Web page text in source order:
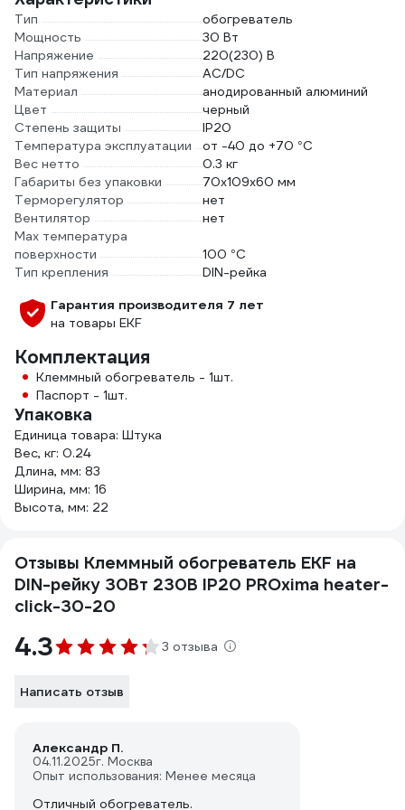
Тип
обогреватель
Мощность
30 Вт
Напряжение
220(230) В
Тип напряжения
AC/DC
Материал
анодированный алюминий
Цвет
черный
Степень защиты
IP20
Температура эксплуатации
от -40 до +70 °С
Вес нетто
0.3 кг
Габариты без упаковки
70х109х60 мм
Терморегулятор
нет
Вентилятор
нет
Мах температура
поверхности
100 °С
Тип крепления
DIN-рейка
Гарантия производителя 7 лет
на товары EKF
Комплектация
Клеммный обогреватель - 1шт.
Паспорт - 1шт.
Упаковка
Единица товара: Штука
Вес, кг: 0.24
Длина, мм: 83
Ширина, мм: 16
Высота, мм: 22
Отзывы Клеммный обогреватель EKF на
DIN-рейку 30Вт 230В IP20 PROxima heater-
click-30-20
4.3 3 отзыва
Написать отзыв
Александр П.
04.11.2025г. Москва
Опыт использования: Менее месяца
Отличный обогреватель.